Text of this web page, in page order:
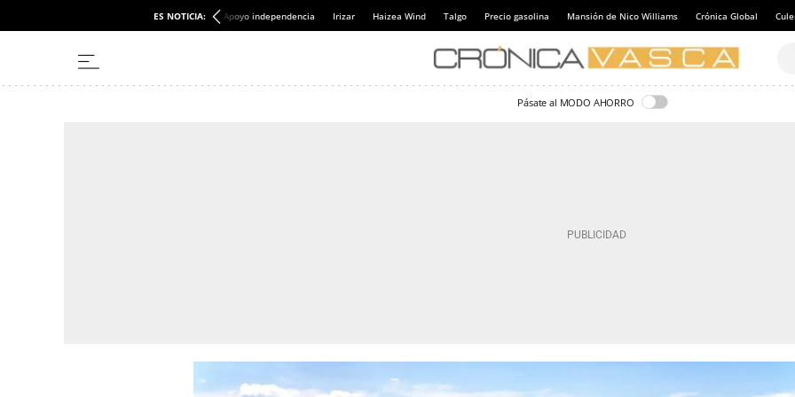
ES NOTICIA: Apoyo independencia Irizar Haizea Wind Talgo Precio gasolina Mansión de Nico Williams Crónica Global
Pásate al MODO AHORRO